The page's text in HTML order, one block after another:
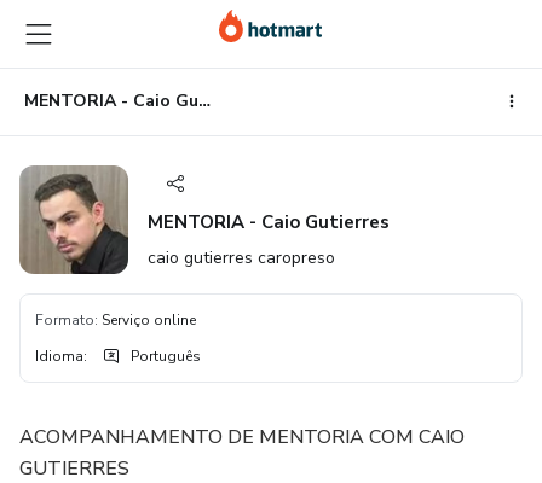
para
o
conteúdo
principal
para
o
pagamento
para
o
rodapé
MENTORIA - Caio Gutierres
MENTORIA - Caio Gutierres
caio gutierres caropreso
Formato: Serviço online
Idioma: Português
ACOMPANHAMENTO DE MENTORIA COM CAIO
GUTIERRES